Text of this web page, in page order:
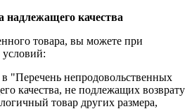
надлежащего качества
товара, вы можете при
в "Перечень непродовольственных
качества, не подлежащих возврату
товар других размера,